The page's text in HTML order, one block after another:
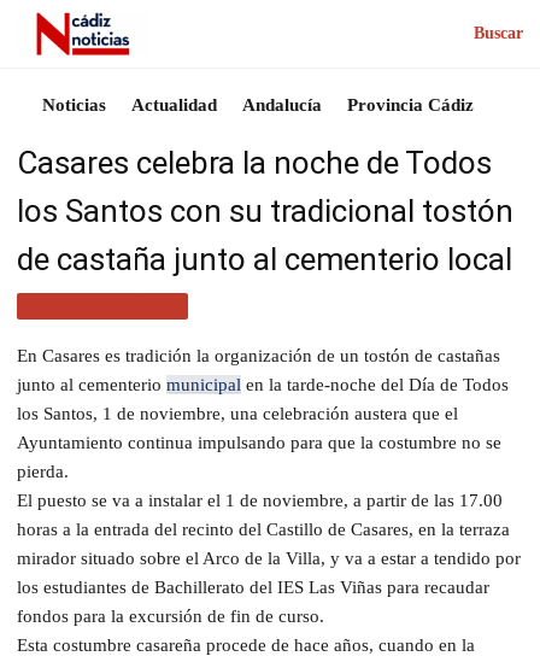
Buscar
Noticias Actualidad Andalucía Provincia Cádiz
Casares celebra la noche de Todos
los Santos con su tradicional tostón
de castaña junto al cementerio local
En Casares es tradición la organización de un tostón de castañas
junto al cementerio municipal en la tarde-noche del Día de Todos
los Santos, 1 de noviembre, una celebración austera que el
Ayuntamiento continua impulsando para que la costumbre no se
pierda.
El puesto se va a instalar el 1 de noviembre, a partir de las 17.00
horas a la entrada del recinto del Castillo de Casares, en la terraza
mirador situado sobre el Arco de la Villa, y va a estar a tendido por
los estudiantes de Bachillerato del IES Las Viñas para recaudar
fondos para la excursión de fin de curso.
Esta costumbre casareña procede de hace años, cuando en la